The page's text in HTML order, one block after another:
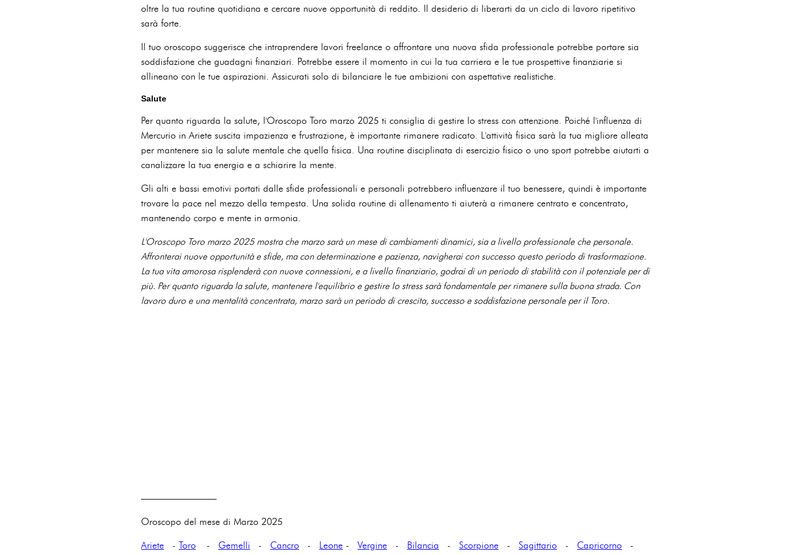
oltre la tua routine quotidiana e cercare nuove opportunità di reddito. Il desiderio di liberarti da un ciclo di lavoro ripetitivo
sarà forte.
Il tuo oroscopo suggerisce che intraprendere lavori freelance o affrontare una nuova sfida professionale potrebbe portare sia
soddisfazione che guadagni finanziari. Potrebbe essere il momento in cui la tua carriera e le tue prospettive finanziarie si
allineano con le tue aspirazioni. Assicurati solo di bilanciare le tue ambizioni con aspettative realistiche.
Salute
Per quanto riguarda la salute, l'Oroscopo Toro marzo 2025 ti consiglia di gestire lo stress con attenzione. Poiché l'influenza di
Mercurio in Ariete suscita impazienza e frustrazione, è importante rimanere radicato. L'attività fisica sarà la tua migliore alleata
per mantenere sia la salute mentale che quella fisica. Una routine disciplinata di esercizio fisico o uno sport potrebbe aiutarti a
canalizzare la tua energia e a schiarire la mente.
Gli alti e bassi emotivi portati dalle sfide professionali e personali potrebbero influenzare il tuo benessere, quindi è importante
trovare la pace nel mezzo della tempesta. Una solida routine di allenamento ti aiuterà a rimanere centrato e concentrato,
mantenendo corpo e mente in armonia.
L'Oroscopo Toro marzo 2025 mostra che marzo sarà un mese di cambiamenti dinamici, sia a livello professionale che personale.
Affronterai nuove opportunità e sfide, ma con determinazione e pazienza, navigherai con successo questo periodo di trasformazione.
La tua vita amorosa risplenderà con nuove connessioni, e a livello finanziario, godrai di un periodo di stabilità con il potenziale per di
più. Per quanto riguarda la salute, mantenere l'equilibrio e gestire lo stress sarà fondamentale per rimanere sulla buona strada. Con
lavoro duro e una mentalità concentrata, marzo sarà un periodo di crescita, successo e soddisfazione personale per il Toro.
————————
Oroscopo del mese di Marzo 2025
Ariete - Toro - Gemelli - Cancro - Leone - Vergine - Bilancia - Scorpione - Sagittario - Capricorno -